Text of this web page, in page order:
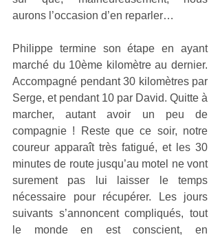
aurons l’occasion d’en reparler…
Philippe termine son étape en ayant
marché du 10ème kilomètre au dernier.
Accompagné pendant 30 kilomètres par
Serge, et pendant 10 par David. Quitte à
marcher, autant avoir un peu de
compagnie ! Reste que ce soir, notre
coureur apparaît très fatigué, et les 30
minutes de route jusqu’au motel ne vont
surement pas lui laisser le temps
nécessaire pour récupérer. Les jours
suivants s’annoncent compliqués, tout
le monde en est conscient, en